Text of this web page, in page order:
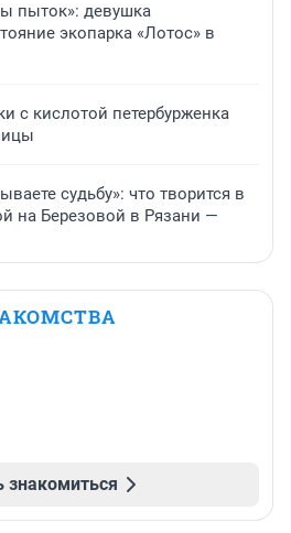
пыток»: девушка
экопарка «Лотос» в
с кислотой петербурженка
судьбу»: что творится в
на Березовой в Рязани —
знакомиться